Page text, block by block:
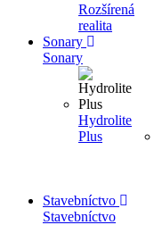
Rozšírená
realita
Sonary
Sonary
Hydrolite
Plus
Stavebníctvo
Stavebníctvo